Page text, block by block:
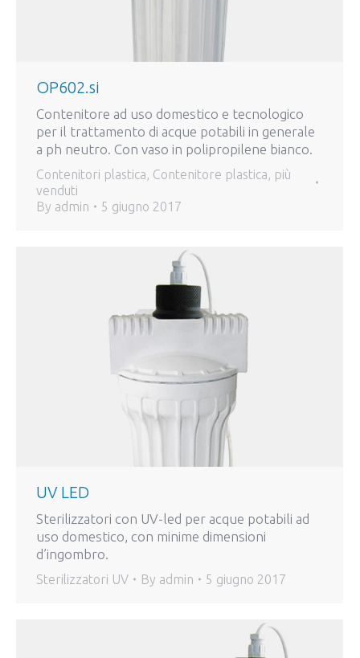
OP602.si
Contenitore ad uso domestico e tecnologico
per il trattamento di acque potabili in generale
a ph neutro. Con vaso in polipropilene bianco.
Contenitori plastica, Contenitore plastica, più
venduti
By admin 5 giugno 2017
UV LED
Sterilizzatori con UV-led per acque potabili ad
uso domestico, con minime dimensioni
d’ingombro.
Sterilizzatori UV By admin 5 giugno 2017